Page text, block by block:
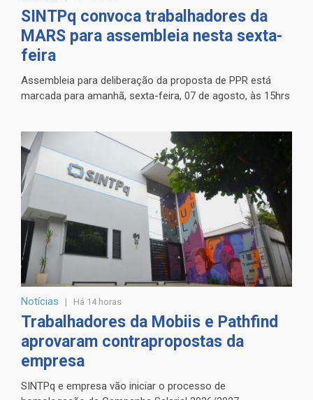
SINTPq convoca trabalhadores da
MARS para assembleia nesta sexta-
feira
Assembleia para deliberação da proposta de PPR está
marcada para amanhã, sexta-feira, 07 de agosto, às 15hrs
Notícias Há 14 horas
Trabalhadores da Mobiis e Pathfind
aprovaram contrapropostas da
empresa
SINTPq e empresa vão iniciar o processo de